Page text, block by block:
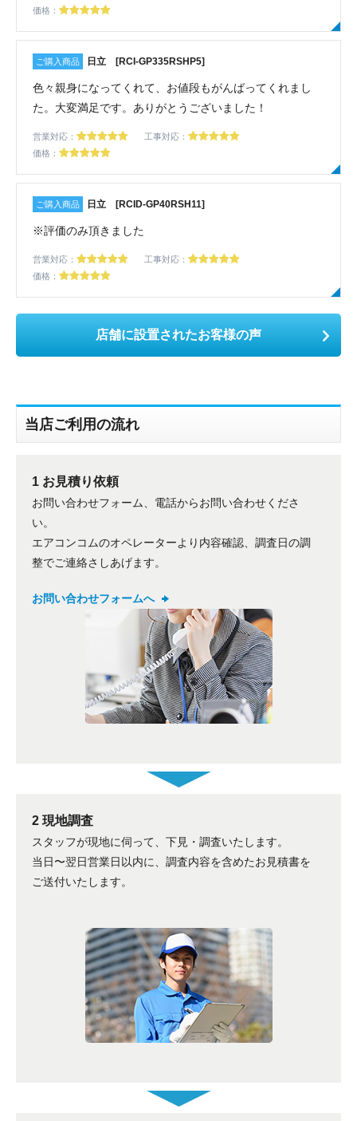
価格：
日立 [RCI-GP335RSHP5]
色々親身になってくれて、お値段もがんばってくれまし
た。大変満足です。ありがとうございました！
営業対応：
工事対応：
価格：
日立 [RCID-GP40RSH11]
※評価のみ頂きました
営業対応：
工事対応：
価格：
店舗に設置されたお客様の声
当店ご利用の流れ
1 お見積り依頼
お問い合わせフォーム、電話からお問い合わせくださ
い。
エアコンコムのオペレーターより内容確認、調査日の調
整でご連絡さしあげます。
お問い合わせフォームへ
2 現地調査
スタッフが現地に伺って、下見・調査いたします。
当日〜翌日営業日以内に、調査内容を含めたお見積書を
ご送付いたします。
折り返しのご連絡 お電話